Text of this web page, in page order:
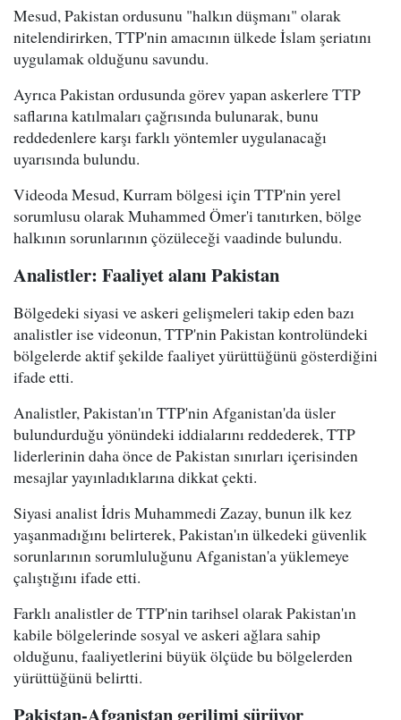
Mesud, Pakistan ordusunu "halkın düşmanı" olarak
nitelendirirken, TTP'nin amacının ülkede İslam şeriatını
uygulamak olduğunu savundu.
Ayrıca Pakistan ordusunda görev yapan askerlere TTP
saflarına katılmaları çağrısında bulunarak, bunu
reddedenlere karşı farklı yöntemler uygulanacağı
uyarısında bulundu.
Videoda Mesud, Kurram bölgesi için TTP'nin yerel
sorumlusu olarak Muhammed Ömer'i tanıtırken, bölge
halkının sorunlarının çözüleceği vaadinde bulundu.
Analistler: Faaliyet alanı Pakistan
Bölgedeki siyasi ve askeri gelişmeleri takip eden bazı
analistler ise videonun, TTP'nin Pakistan kontrolündeki
bölgelerde aktif şekilde faaliyet yürüttüğünü gösterdiğini
ifade etti.
Analistler, Pakistan'ın TTP'nin Afganistan'da üsler
bulundurduğu yönündeki iddialarını reddederek, TTP
liderlerinin daha önce de Pakistan sınırları içerisinden
mesajlar yayınladıklarına dikkat çekti.
Siyasi analist İdris Muhammedi Zazay, bunun ilk kez
yaşanmadığını belirterek, Pakistan'ın ülkedeki güvenlik
sorunlarının sorumluluğunu Afganistan'a yüklemeye
çalıştığını ifade etti.
Farklı analistler de TTP'nin tarihsel olarak Pakistan'ın
kabile bölgelerinde sosyal ve askeri ağlara sahip
olduğunu, faaliyetlerini büyük ölçüde bu bölgelerden
yürüttüğünü belirtti.
Pakistan-Afganistan gerilimi sürüyor